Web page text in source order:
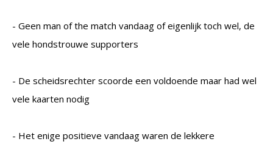
- Geen man of the match vandaag of eigenlijk toch wel, de
vele hondstrouwe supporters
- De scheidsrechter scoorde een voldoende maar had wel
vele kaarten nodig
- Het enige positieve vandaag waren de lekkere